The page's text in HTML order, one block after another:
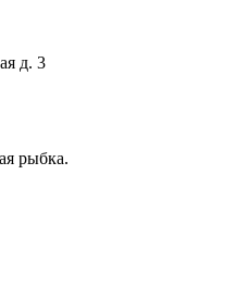
д. 3
рыбка.